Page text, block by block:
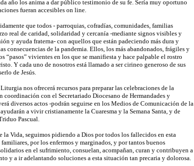
año los anima a dar público testimonio de su fe. Sería muy oportuno
fueran accesibles on line.
que todos - parroquias, cofradías, comunidades, familias
real de caridad, solidaridad y cercanía -mediante signos visibles y
y ayuda fraterna- con aquellos que están padeciendo más dura y
consecuencias de la pandemia. Ellos, los más abandonados, frágiles y
“pasos” vivientes en los que se manifiesta y hace palpable el rostro
Y cada uno de nosotros está llamado a ser cirineo generoso de sus
de Jesús.
nos ofrecerá recursos para preparar las celebraciones de la
coordinación con el Secretariado Diocesano de Hermandades y
diversos actos -podrán seguirse en los Medios de Comunicación de la
a vivir cristianamente la Cuaresma y la Semana Santa, y de
Pascual.
la Vida, seguimos pidiendo a Dios por todos los fallecidos en esta
familiares, por los enfermos y marginados, y por tantos buenos
en el sufrimiento, consuelan, acompañan, curan y contribuyen a
y a ir adelantando soluciones a esta situación tan precaria y dolorosa.